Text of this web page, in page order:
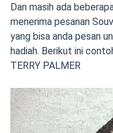
Dan masih ada
menerima pesanan
yang bisa anda pesan
hadiah. Berikut ini
TERRY PALMER